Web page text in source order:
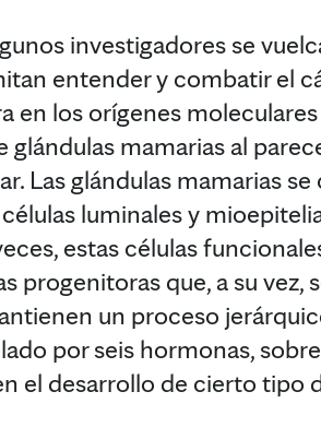
investigadores se
entender y combatir el
en los orígenes
glándulas mamarias al
Las glándulas mamarias
luminales y
estas células
progenitoras que, a su vez,
un proceso
por seis hormonas,
el desarrollo de cierto tipo